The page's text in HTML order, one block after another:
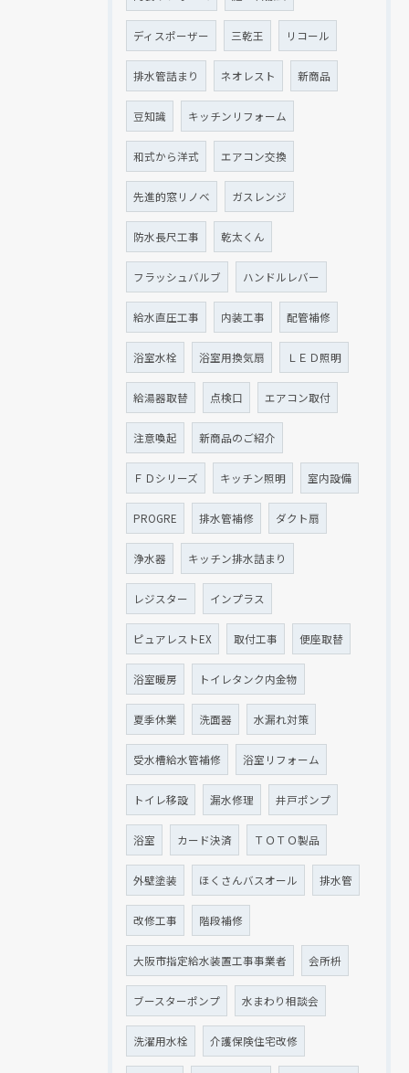
ディスポーザー 三乾王 リコール
排水管詰まり ネオレスト 新商品
豆知識 キッチンリフォーム
和式から洋式 エアコン交換
先進的窓リノベ ガスレンジ
防水長尺工事 乾太くん
フラッシュバルブ ハンドルレバー
給水直圧工事 内装工事 配管補修
浴室水栓 浴室用換気扇 ＬＥＤ照明
給湯器取替 点検口 エアコン取付
注意喚起 新商品のご紹介
ＦＤシリーズ キッチン照明 室内設備
PROGRE 排水管補修 ダクト扇
浄水器 キッチン排水詰まり
レジスター インプラス
ピュアレストEX 取付工事 便座取替
浴室暖房 トイレタンク内金物
夏季休業 洗面器 水漏れ対策
受水槽給水管補修 浴室リフォーム
トイレ移設 漏水修理 井戸ポンプ
浴室 カード決済 ＴＯＴＯ製品
外壁塗装 ほくさんバスオール 排水管
改修工事 階段補修
大阪市指定給水装置工事事業者 会所枡
ブースターポンプ 水まわり相談会
洗濯用水栓 介護保険住宅改修